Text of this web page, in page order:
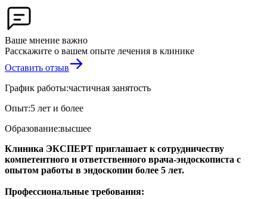
Ваше мнение важно
Расскажите о вашем опыте лечения в клинике
Оставить отзыв
График работы:частичная занятость
Опыт:5 лет и более
Образование:высшее
Клиника ЭКСПЕРТ приглашает к сотрудничеству
компетентного и ответственного врача-эндоскописта с
опытом работы в эндоскопии более 5 лет.
Профессиональные требования: